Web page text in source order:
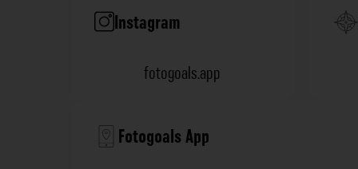
Instagram
fotogoals.app
Fotogoals App